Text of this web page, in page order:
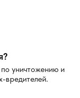
уничтожению и
вредителей.